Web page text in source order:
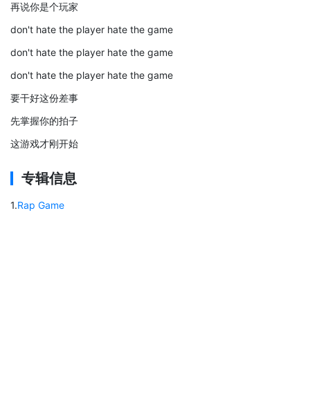
再说你是个玩家
don't hate the player hate the game
don't hate the player hate the game
don't hate the player hate the game
要干好这份差事
先掌握你的拍子
这游戏才刚开始
专辑信息
1.Rap Game